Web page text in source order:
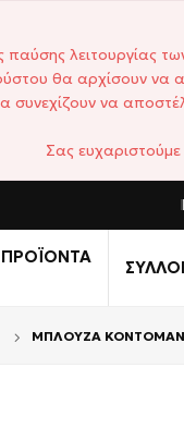
λειτουργίας
θα αρχίσουν να
συνεχίζουν να
Σας
MADE
ΠΡΟΪΟΝΤΑ
ΜΠΛΟΥΖΑ